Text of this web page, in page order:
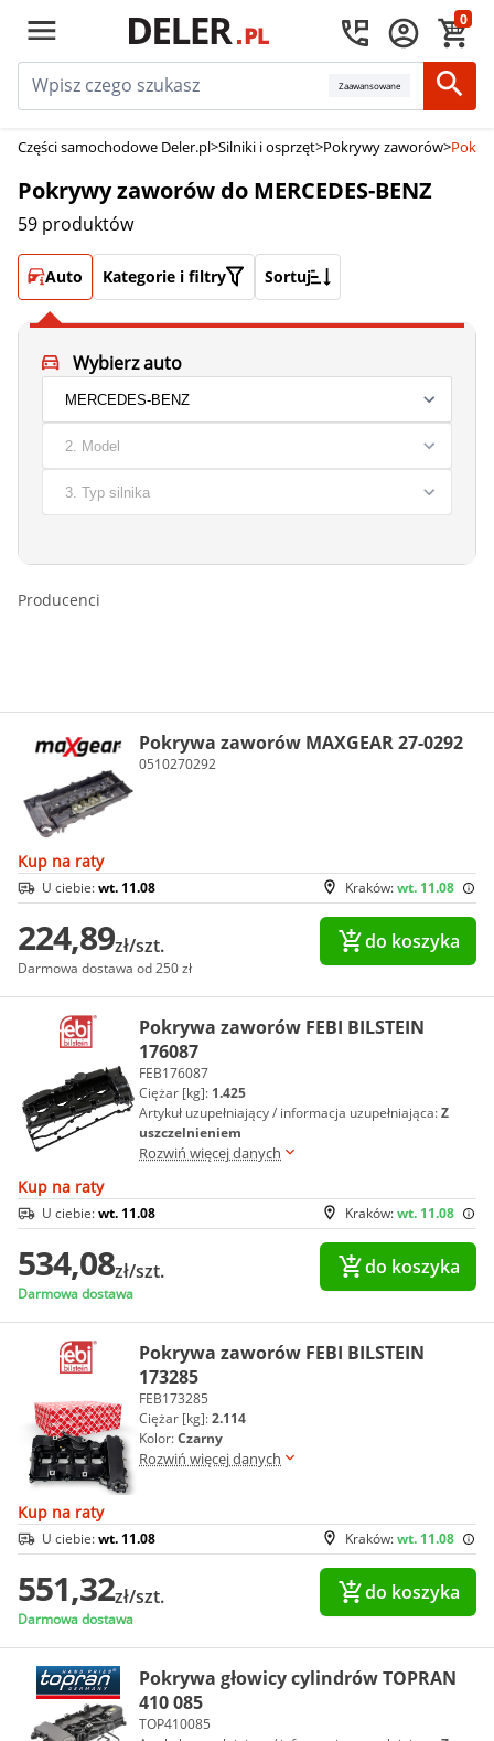
0
Zaawansowane
Części samochodowe Deler.pl>Silniki i osprzęt>Pokrywy zaworów>
Pokrywy zaworów do MERCEDES-BENZ
59 produktów
Auto Kategorie i filtry Sortuj
Wybierz auto
Producenci
Pokrywa zaworów MAXGEAR 27-0292
0510270292
Kup na raty
Kraków:wt. 11.08
U ciebie:wt. 11.08
224,89zł/szt.
Darmowa dostawa od 250 zł
do koszyka
Pokrywa zaworów FEBI BILSTEIN
176087
FEB176087
Ciężar [kg]: 1.425
Artykuł uzupełniający / informacja uzupełniająca:Z
uszczelnieniem
Rozwiń więcej danych
Kup na raty
Kraków:wt. 11.08
U ciebie:wt. 11.08
534,08zł/szt.
Darmowa dostawa
do koszyka
Pokrywa zaworów FEBI BILSTEIN
173285
FEB173285
Ciężar [kg]:2.114
Kolor:Czarny
Rozwiń więcej danych
Kup na raty
Kraków:wt. 11.08
U ciebie:wt. 11.08
551,32zł/szt.
Darmowa dostawa
do koszyka
Pokrywa głowicy cylindrów TOPRAN
410 085
TOP410085